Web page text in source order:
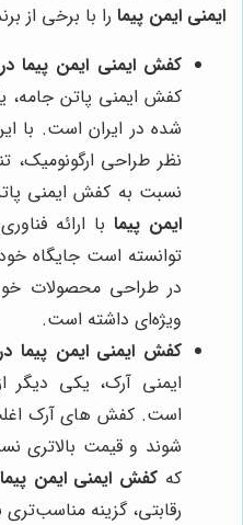
ایمنی ایمن پیما را با برخی از
کفش ایمنی ایمن پیما
کفش ایمنی پاتن جامه،
شده در ایران است. با
نظر طراحی
نسبت به کفش ایمنی
ایمن پیما با ارائه
توانسته است جایگاه خود
در طراحی محصولات
ویژه‌ای داشته است.
کفش ایمنی ایمن پیما
ایمنی آرک، یکی دیگر
است. کفش های آرک اغلب
شوند و قیمت بالاتری
که کفش ایمنی ایمن پیما
رقابتی، گزینه